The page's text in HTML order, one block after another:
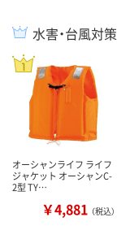
水害・台風対
オーシャンライフ ライフ
ジャケット オーシャンC-
2型 TY…
￥4,881 （税込）